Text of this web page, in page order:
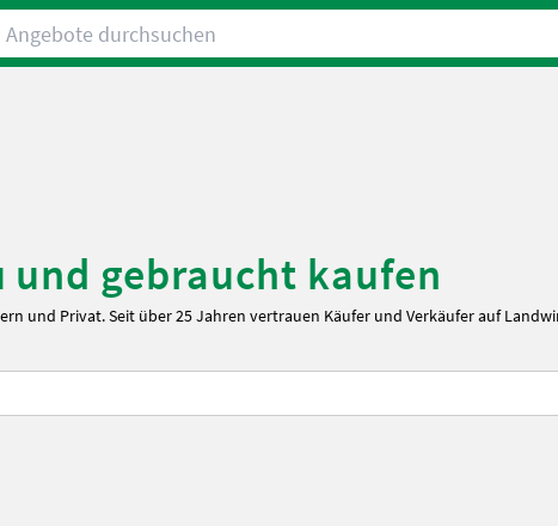
durchsuchen
gebraucht kaufen
und Privat. Seit über 25 Jahren vertrauen Käufer und Verkäufer auf